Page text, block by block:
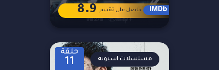
IMDb حاصل على تقييم 8.9
حلقة
11 مسلسلات اسيوية